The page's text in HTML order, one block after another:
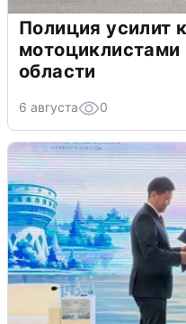
Полиция усилит
области
6 августа 0